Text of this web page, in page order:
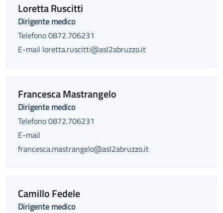
Loretta Ruscitti
Dirigente medico
Telefono 0872.706231
E-mail loretta.ruscitti@asl2abruzzo.it
Francesca Mastrangelo
Dirigente medico
Telefono 0872.706231
E-mail
francesca.mastrangelo@asl2abruzzo.it
Camillo Fedele
Dirigente medico